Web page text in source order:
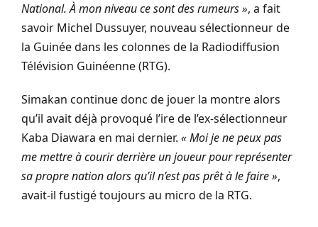
National. À mon niveau ce sont des rumeurs », a fait
savoir Michel Dussuyer, nouveau sélectionneur de
la Guinée dans les colonnes de la Radiodiffusion
Télévision Guinéenne (RTG).
Simakan continue donc de jouer la montre alors
qu’il avait déjà provoqué l’ire de l’ex-sélectionneur
Kaba Diawara en mai dernier. « Moi je ne peux pas
me mettre à courir derrière un joueur pour représenter
sa propre nation alors qu’il n’est pas prêt à le faire »,
avait-il fustigé toujours au micro de la RTG.